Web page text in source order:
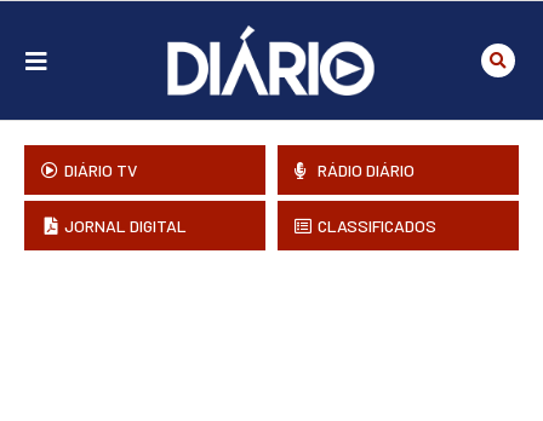
DIÁRIO TV RÁDIO DIÁRIO
JORNAL DIGITAL CLASSIFICADOS